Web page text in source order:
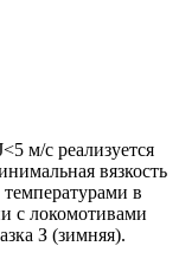
м/с реализуется
вязкость
в
с локомотивами
З (зимняя).